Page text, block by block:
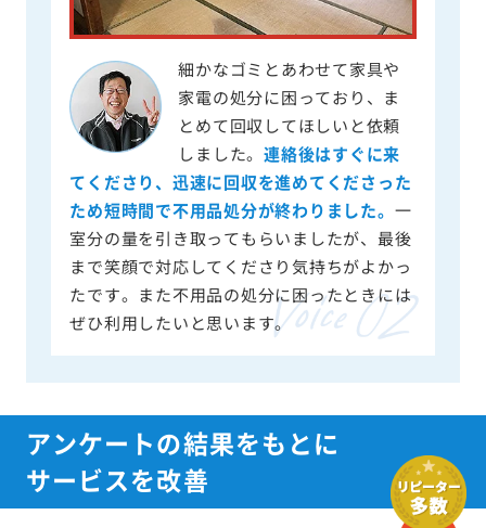
細かなゴミとあわせて家具や
家電の処分に困っており、ま
とめて回収してほしいと依頼
しました。連絡後はすぐに来
てくださり、迅速に回収を進めてくださった
ため短時間で不用品処分が終わりました。 一
室分の量を引き取ってもらいましたが、最後
まで笑顔で対応してくださり気持ちがよかっ
たです。また不用品の処分に困ったときには
ぜひ利用したいと思います。
アンケートの結果をもとに
サービスを改善